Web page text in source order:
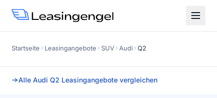
Startseite Leasingangebote SUV Audi Q2
Alle Audi Q2 Leasingangebote vergleichen